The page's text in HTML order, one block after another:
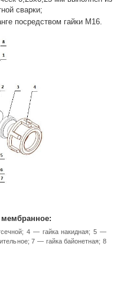
сварки;
посредством гайки М16.
мембранное:
4 — гайка накидная; 5 —
7 — гайка байонетная; 8